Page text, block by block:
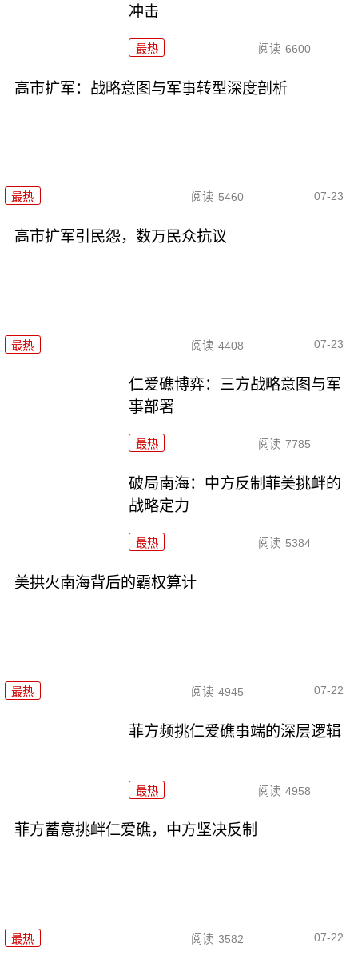
冲击
最热 阅读 6600
高市扩军：战略意图与军事转型深度剖析
最热 阅读 5460 07-23
高市扩军引民怨，数万民众抗议
最热 阅读 4408 07-23
仁爱礁博弈：三方战略意图与军
事部署
最热 阅读 7785
破局南海：中方反制菲美挑衅的
战略定力
最热 阅读 5384
美拱火南海背后的霸权算计
最热 阅读 4945 07-22
菲方频挑仁爱礁事端的深层逻辑
最热 阅读 4958
菲方蓄意挑衅仁爱礁，中方坚决反制
最热 阅读 3582 07-22